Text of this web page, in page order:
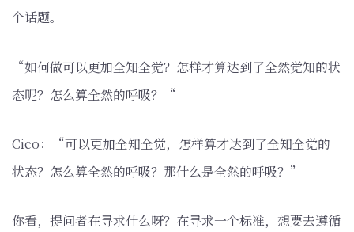
个话题。
“如何做可以更加全知全觉？怎样才算达到了全然觉知的状
态呢？怎么算全然的呼吸？“
Cico：“可以更加全知全觉，怎样算才达到了全知全觉的
状态？怎么算全然的呼吸？那什么是全然的呼吸？”
你看，提问者在寻求什么呀？在寻求一个标准，想要去遵循